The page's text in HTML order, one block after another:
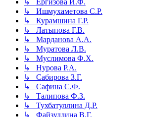
↳ Ишмухаметова С.Р.
↳ Курамшина Г.Р.
↳ Латыпова Г.В.
↳ Марданова А.А.
↳ Муратова Л.В.
↳ Муслимова Ф.Х.
↳ Нурова Р.А.
↳ Сабирова З.Г.
↳ Сафина С.Ф.
↳ Талипова Ф.З.
↳ Тухбатуллина Д.Р.
↳ Файзуллина В.Г.